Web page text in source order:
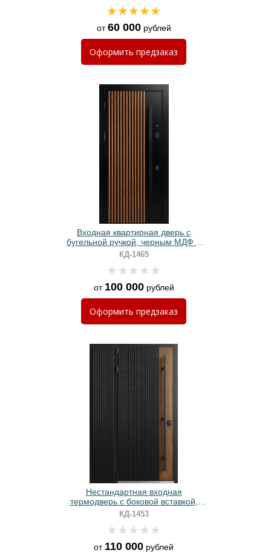
от60 000рублей
Оформить предзаказ
Входная квартирная дверь с
бугельной ручкой, черным МДФ и
вертикальными рейками
КД-1465
от 100 000рублей
Оформить предзаказ
Нестандартная входная
термодверь с боковой вставкой,
бугельной ручкой, черными
панелями МДФ со вставкой шпона
КД-1453
от 110 000 рублей